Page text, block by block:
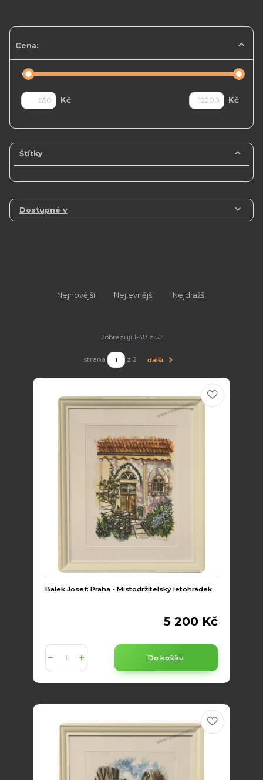
Cena:
Kč Kč
Štítky
Dostupné v
Nejnovější Nejlevnější Nejdražší
Zobrazuji 1-48 z 52
strana z 2 další
Balek Josef: Praha - Místodržitelský letohrádek
5 200 Kč
Do košíku